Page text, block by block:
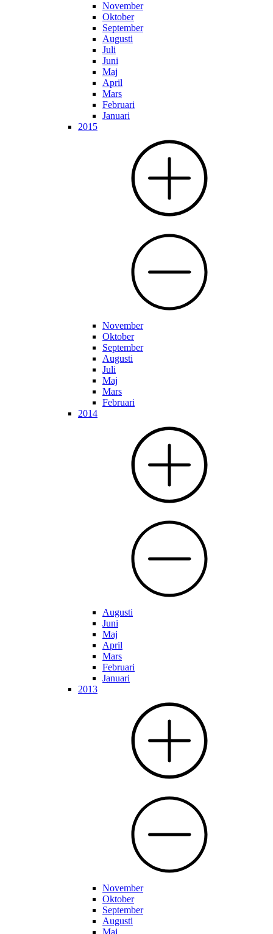
November
Oktober
September
Augusti
Juli
Juni
Maj
April
Mars
Februari
Januari
2015
November
Oktober
September
Augusti
Juli
Maj
Mars
Februari
2014
Augusti
Juni
Maj
April
Mars
Februari
Januari
2013
November
Oktober
September
Augusti
Maj